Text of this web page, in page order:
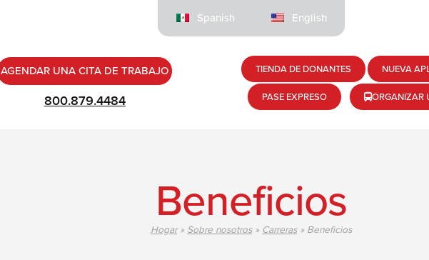
Spanish English
AGENDAR UNA CITA DE TRABAJO
800.879.4484
TIENDA DE DONANTES NUEVA
PASE EXPRESO ORGANIZAR
Beneficios
Hogar» Sobre nosotros» Carreras» Beneficios